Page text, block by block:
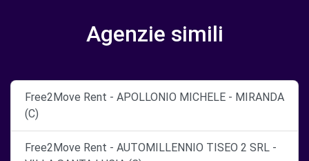
Agenzie simili
Free2Move Rent - APOLLONIO MICHELE - MIRANDA
(C)
Free2Move Rent - AUTOMILLENNIO TISEO 2 SRL -